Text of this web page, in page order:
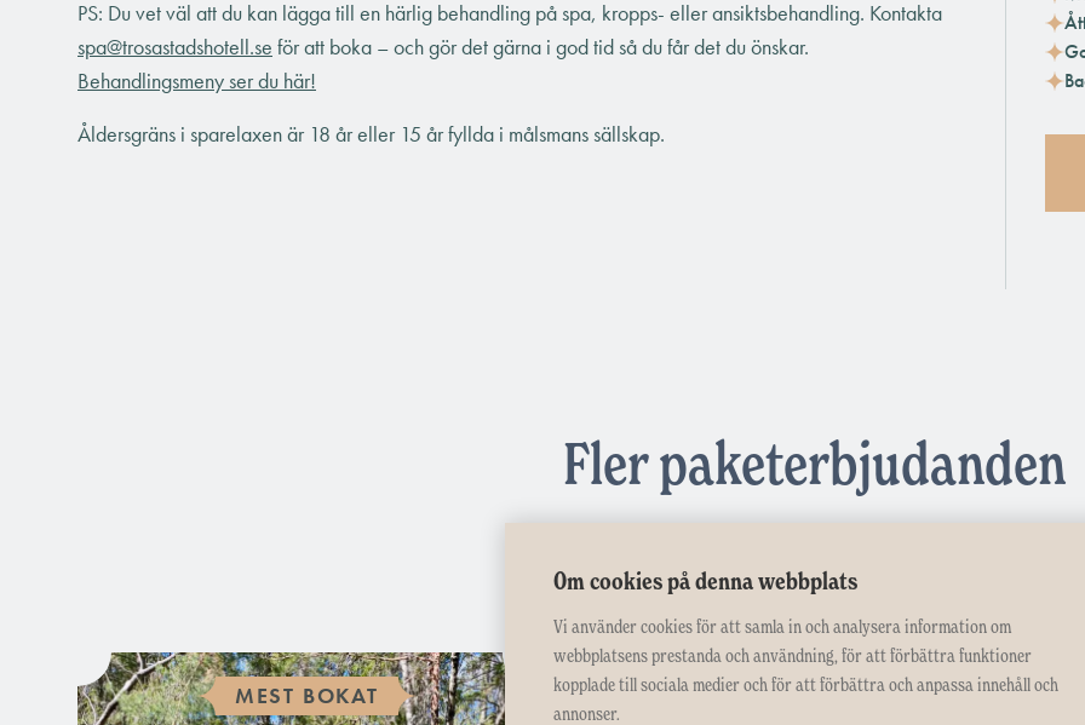
PS: Du vet väl att du kan lägga till en härlig behandling på spa, kropps- eller ansiktsbehandling. Kontakta
spa@trosastadshotell.se för att boka – och gör det gärna i god tid så du får det du önskar.
Behandlingsmeny ser du här!
Åldersgräns i sparelaxen är 18 år eller 15 år fyllda i målsmans sällskap.
Fler paketerbjudanden
MEST BOKAT DET BÄSTA
Om cookies på denna webbplats
Vi använder cookies för att samla in och analysera information om
webbplatsens prestanda och användning, för att förbättra funktioner
kopplade till sociala medier och för att förbättra och anpassa innehåll och
annonser.